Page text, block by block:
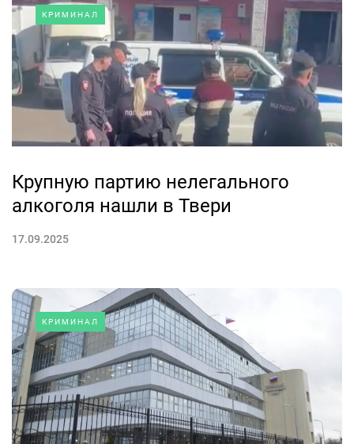
КРИМИНАЛ
Крупную партию нелегального
алкоголя нашли в Твери
17.09.2025
КРИМИНАЛ